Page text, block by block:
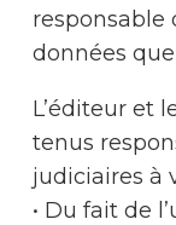
responsable
données
L’éditeur et
tenus
judiciaires à
• Du fait de